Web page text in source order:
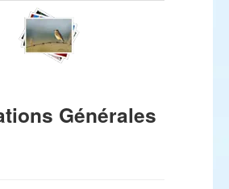
Générales